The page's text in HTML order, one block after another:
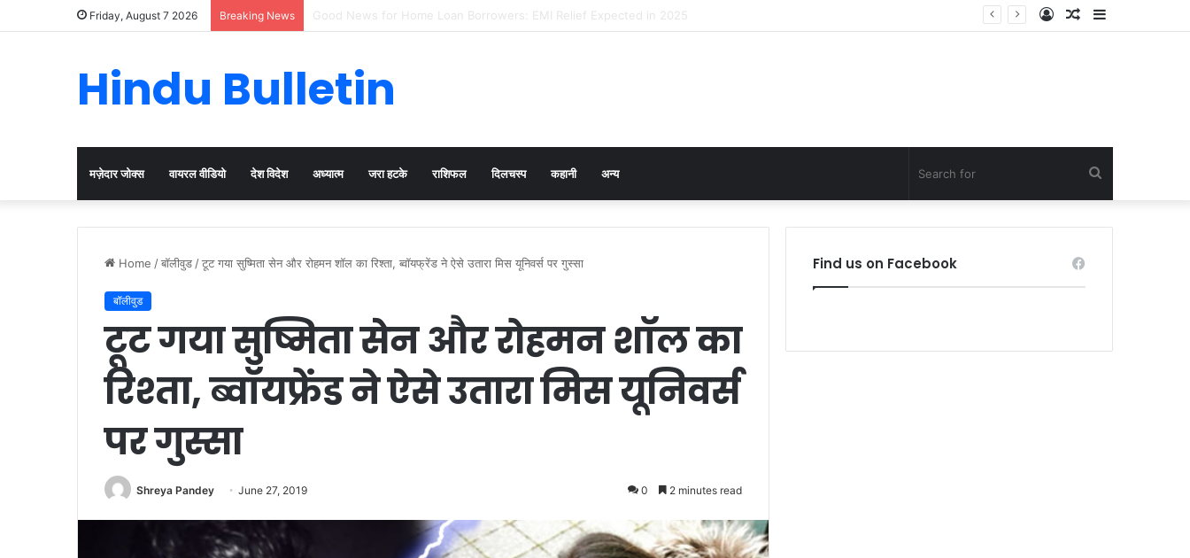
Friday, August 7 2026 Breaking News Cervical Cancer Prevention in Men: Why HPV Vaccination for Males is Critical Sidebar
Random
Log
Hindu Bulletin
मज़ेदार जोक्स वायरल वीडियो देश विदेश अध्यात्म जरा हटके राशिफल दिलचस्प कहानी अन्य
for
Home /बॉलीवुड /टूट गया सुष्मिता सेन और रोहमन शॉल का रिश्ता, ब्वॉयफ्रेंड ने ऐसे उतारा मिस यूनिवर्स पर गुस्सा
बॉलीवुड
टूट गया सुष्मिता सेन और रोहमन शॉल का
रिश्ता, ब्वॉयफ्रेंड ने ऐसे उतारा मिस यूनिवर्स
पर गुस्सा
Shreya Pandey June 27, 2019 0 2 minutes read
Find us on Facebook